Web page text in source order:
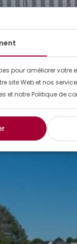
vos capacités
durable,
en location […]
pour améliorer votre
site Web et nos
et notre Politique de